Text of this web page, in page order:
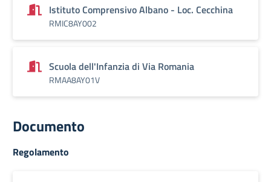
Istituto Comprensivo Albano - Loc. Cecchina
RMIC8AY002
Scuola dell'Infanzia di Via Romania
RMAA8AY01V
Documento
Regolamento